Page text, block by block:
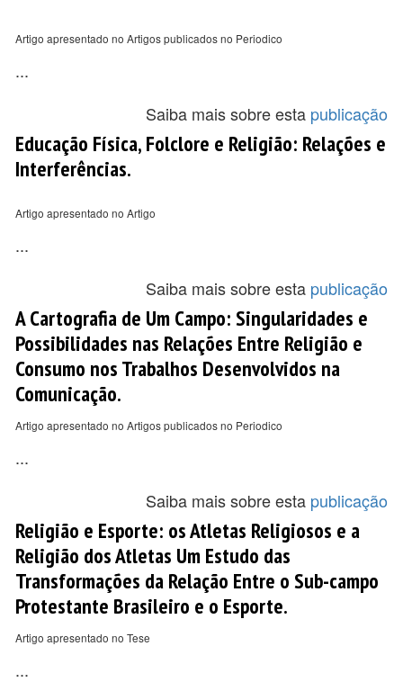
Artigo apresentado no Artigos publicados no Periodico
...
Saiba mais sobre esta publicação
Educação Física, Folclore e Religião: Relações e
Interferências.
Artigo apresentado no Artigo
...
Saiba mais sobre esta publicação
A Cartografia de Um Campo: Singularidades e
Possibilidades nas Relações Entre Religião e
Consumo nos Trabalhos Desenvolvidos na
Comunicação.
Artigo apresentado no Artigos publicados no Periodico
...
Saiba mais sobre esta publicação
Religião e Esporte: os Atletas Religiosos e a
Religião dos Atletas Um Estudo das
Transformações da Relação Entre o Sub-campo
Protestante Brasileiro e o Esporte.
Artigo apresentado no Tese
...